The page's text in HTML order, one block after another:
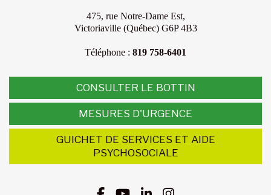
475, rue Notre-Dame Est,
Victoriaville (Québec) G6P 4B3
Téléphone : 819 758-6401
CONSULTER LE BOTTIN
MESURES D'URGENCE
GUICHET DE SERVICES ET AIDE
PSYCHOSOCIALE